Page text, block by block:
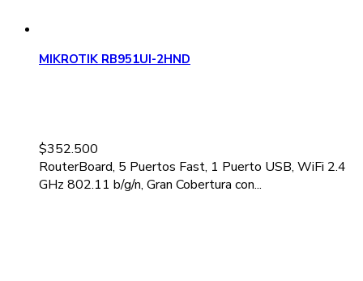
MIKROTIK RB951UI-2HND
$352.500
RouterBoard, 5 Puertos Fast, 1 Puerto USB, WiFi 2.4
GHz 802.11 b/g/n, Gran Cobertura con...